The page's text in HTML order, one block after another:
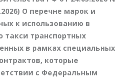
О перечне марок и
к использованию в
такси транспортных
в рамках специальных
которые
с Федеральным